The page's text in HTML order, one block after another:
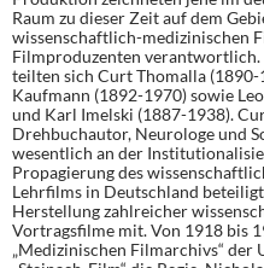
Raum zu dieser Zeit auf dem
wissenschaftlich-medizinischen
Filmproduzenten
teilten sich Curt Thomalla
Kaufmann (1892-1970) sowie
und Karl Imelski (1887-1938).
Drehbuchautor, Neurologe und
wesentlich an der
Propagierung des
Lehrfilms in Deutschland
Herstellung zahlreicher
Vortragsfilme mit. Von 1918 bis
„Medizinischen Filmarchivs“ der